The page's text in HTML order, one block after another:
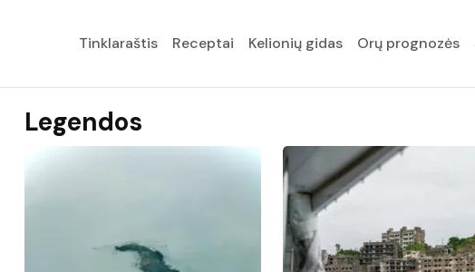
Tinklaraštis Receptai Kelionių gidas Orų prognozės
Legendos